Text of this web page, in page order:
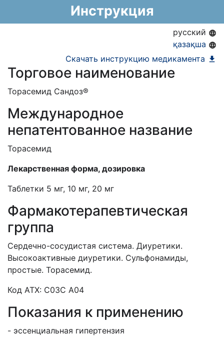
Информация о регистрации в РК:30.07.2020 -
Инструкция
русский
қазақша
Скачать инструкцию медикамента
Торговое наименование
Торасемид Сандоз®
Международное
непатентованное название
Торасемид
Лекарственная форма, дозировка
Таблетки 5 мг, 10 мг, 20 мг
Фармакотерапевтическая
группа
Сердечно-сосудистая система. Диуретики.
Высокоактивные диуретики. Сульфонамиды,
простые. Торасемид.
Код АТХ: C03C A04
Показания к применению
- эссенциальная гипертензия